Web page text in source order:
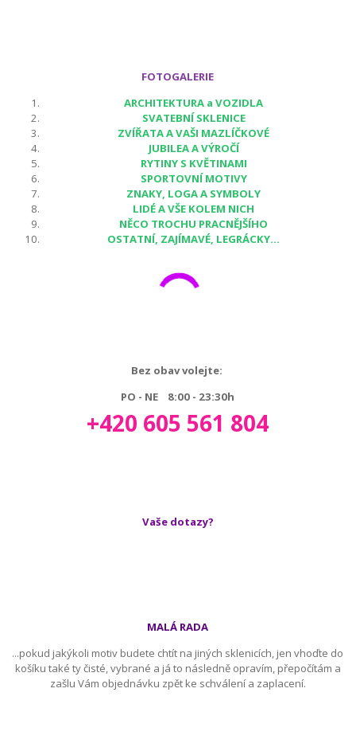
FOTOGALERIE
ARCHITEKTURA a VOZIDLA
SVATEBNÍ SKLENICE
ZVÍŘATA A VAŠI MAZLÍČKOVÉ
JUBILEA A VÝROČÍ
RYTINY S KVĚTINAMI
SPORTOVNÍ MOTIVY
ZNAKY, LOGA A SYMBOLY
LIDÉ A VŠE KOLEM NICH
NĚCO TROCHU PRACNĚJŠÍHO
OSTATNÍ, ZAJÍMAVÉ, LEGRÁCKY...
Bez obav volejte:
PO - NE 8:00 - 23:30h
+420 605 561 804
Vaše dotazy?
MALÁ RADA
...pokud jakýkoli motiv budete chtít na jiných sklenicích, jen vhoďte do
košíku také ty čisté, vybrané a já to následně opravím, přepočítám a
zašlu Vám objednávku zpět ke schválení a zaplacení.